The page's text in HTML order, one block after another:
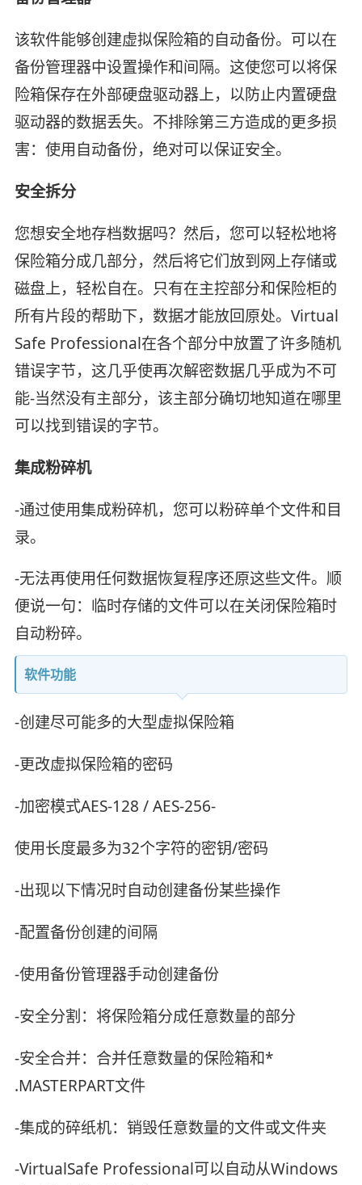
该软件能够创建虚拟保险箱的自动备份。可以在
备份管理器中设置操作和间隔。这使您可以将保
险箱保存在外部硬盘驱动器上，以防止内置硬盘
驱动器的数据丢失。不排除第三方造成的更多损
害：使用自动备份，绝对可以保证安全。
安全拆分
您想安全地存档数据吗？然后，您可以轻松地将
保险箱分成几部分，然后将它们放到网上存储或
磁盘上，轻松自在。只有在主控部分和保险柜的
所有片段的帮助下，数据才能放回原处。Virtual
Safe Professional在各个部分中放置了许多随机
错误字节，这几乎使再次解密数据几乎成为不可
能-当然没有主部分，该主部分确切地知道在哪里
可以找到错误的字节。
集成粉碎机
-通过使用集成粉碎机，您可以粉碎单个文件和目
录。
-无法再使用任何数据恢复程序还原这些文件。顺
便说一句：临时存储的文件可以在关闭保险箱时
自动粉碎。
软件功能
-创建尽可能多的大型虚拟保险箱
-更改虚拟保险箱的密码
-加密模式AES-128 / AES-256-
使用长度最多为32个字符的密钥/密码
-出现以下情况时自动创建备份某些操作
-配置备份创建的间隔
-使用备份管理器手动创建备份
-安全分割：将保险箱分成任意数量的部分
-安全合并：合并任意数量的保险箱和*
.MASTERPART文件
-集成的碎纸机：销毁任意数量的文件或文件夹
-VirtualSafe Professional可以自动从Windows